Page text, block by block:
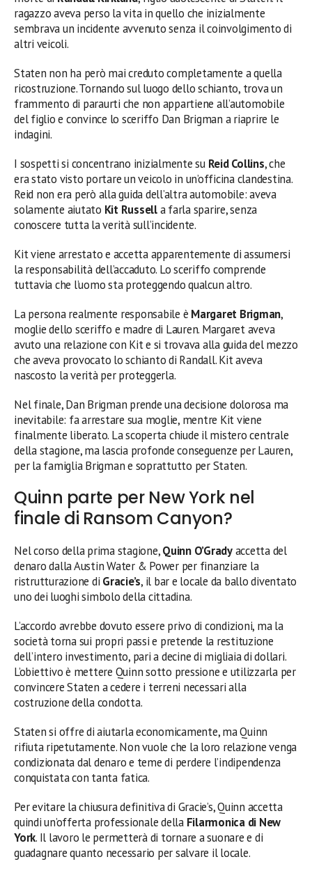
ragazzo aveva perso la vita in quello che inizialmente
sembrava un incidente avvenuto senza il coinvolgimento di
altri veicoli.
Staten non ha però mai creduto completamente a quella
ricostruzione. Tornando sul luogo dello schianto, trova un
frammento di paraurti che non appartiene all’automobile
del figlio e convince lo sceriffo Dan Brigman a riaprire le
indagini.
I sospetti si concentrano inizialmente su Reid Collins, che
era stato visto portare un veicolo in un’officina clandestina.
Reid non era però alla guida dell’altra automobile: aveva
solamente aiutato Kit Russella farla sparire, senza
conoscere tutta la verità sull’incidente.
Kit viene arrestato e accetta apparentemente di assumersi
la responsabilità dell’accaduto. Lo sceriffo comprende
tuttavia che l’uomo sta proteggendo qualcun altro.
La persona realmente responsabile è Margaret Brigman,
moglie dello sceriffo e madre di Lauren. Margaret aveva
avuto una relazione con Kit e si trovava alla guida del mezzo
che aveva provocato lo schianto di Randall. Kit aveva
nascosto la verità per proteggerla.
Nel finale, Dan Brigman prende una decisione dolorosa ma
inevitabile: fa arrestare sua moglie, mentre Kit viene
finalmente liberato. La scoperta chiude il mistero centrale
della stagione, ma lascia profonde conseguenze per Lauren,
per la famiglia Brigman e soprattutto per Staten.
Quinn parte per New York nel
finale di Ransom Canyon?
Nel corso della prima stagione,Quinn O’Gradyaccetta del
denaro dalla Austin Water & Power per finanziare la
ristrutturazione di Gracie’s, il bar e locale da ballo diventato
uno dei luoghi simbolo della cittadina.
L’accordo avrebbe dovuto essere privo di condizioni, ma la
società torna sui propri passi e pretende la restituzione
dell’intero investimento, pari a decine di migliaia di dollari.
L’obiettivo è mettere Quinn sotto pressione e utilizzarla per
convincere Staten a cedere i terreni necessari alla
costruzione della condotta.
Staten si offre di aiutarla economicamente, ma Quinn
rifiuta ripetutamente. Non vuole che la loro relazione venga
condizionata dal denaro e teme di perdere l’indipendenza
conquistata con tanta fatica.
Per evitare la chiusura definitiva di Gracie’s, Quinn accetta
quindi un’offerta professionale della Filarmonica di New
York. Il lavoro le permetterà di tornare a suonare e di
guadagnare quanto necessario per salvare il locale.